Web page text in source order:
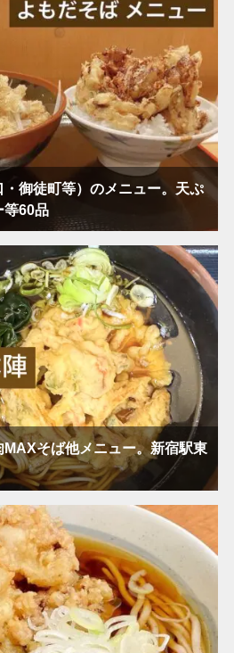
御徒町等）のメニュー。天ぷ
等60品
そば他メニュー。新宿駅東